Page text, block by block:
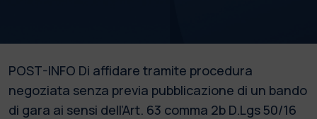
POST-INFO Di affidare tramite procedura
negoziata senza previa pubblicazione di un bando
di gara ai sensi dell’Art. 63 comma 2b D.Lgs 50/16